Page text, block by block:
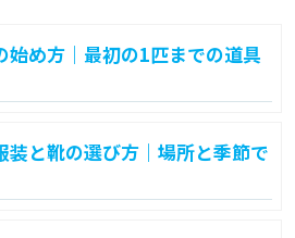
始め方｜最初の1匹までの道具
装と靴の選び方｜場所と季節で